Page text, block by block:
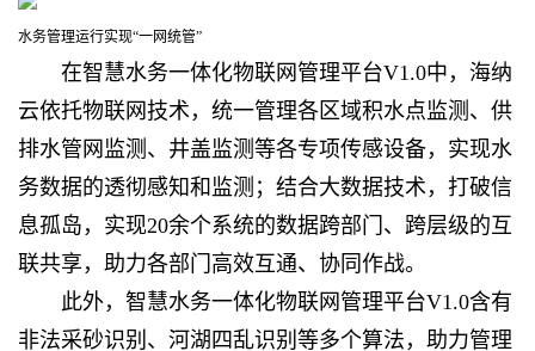
水务管理运行实现“一网统管”
在智慧水务一体化物联网管理平台V1.0中，海纳
云依托物联网技术，统一管理各区域积水点监测、供
排水管网监测、井盖监测等各专项传感设备，实现水
务数据的透彻感知和监测；结合大数据技术，打破信
息孤岛，实现20余个系统的数据跨部门、跨层级的互
联共享，助力各部门高效互通、协同作战。
此外， 智慧水务一体化物联网管理平台V1.0含有
非法采砂识别、河湖四乱识别等多个算法，助力管理